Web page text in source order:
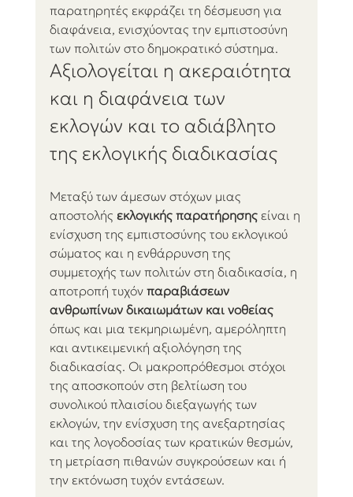
παρατηρητές εκφράζει τη δέσμευση για
διαφάνεια, ενισχύοντας την εμπιστοσύνη
των πολιτών στο δημοκρατικό σύστημα.
Αξιολογείται η ακεραιότητα
και η διαφάνεια των
εκλογών και το αδιάβλητο
της εκλογικής διαδικασίας
Μεταξύ των άμεσων στόχων μιας
αποστολής εκλογικής παρατήρησης είναι η
ενίσχυση της εμπιστοσύνης του εκλογικού
σώματος και η ενθάρρυνση της
συμμετοχής των πολιτών στη διαδικασία, η
αποτροπή τυχόν παραβιάσεων
ανθρωπίνων δικαιωμάτων και νοθείας
όπως και μια τεκμηριωμένη, αμερόληπτη
και αντικειμενική αξιολόγηση της
διαδικασίας. Οι μακροπρόθεσμοι στόχοι
της αποσκοπούν στη βελτίωση του
συνολικού πλαισίου διεξαγωγής των
εκλογών, την ενίσχυση της ανεξαρτησίας
και της λογοδοσίας των κρατικών θεσμών,
τη μετρίαση πιθανών συγκρούσεων και ή
την εκτόνωση τυχόν εντάσεων.